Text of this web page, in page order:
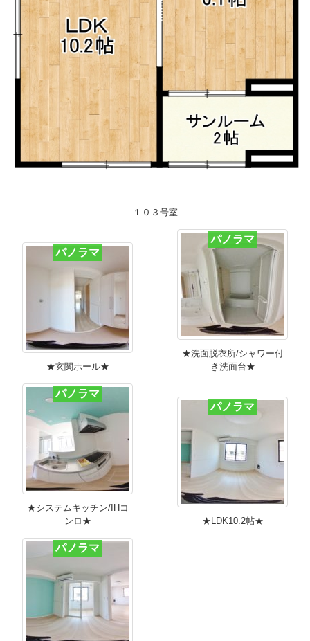
１０３号室
パノラマ
★玄関ホール★
パノラマ
★洗面脱衣所/シャワー付
き洗面台★
パノラマ
★システムキッチン/IHコ
ンロ★
パノラマ
★LDK10.2帖★
パノラマ